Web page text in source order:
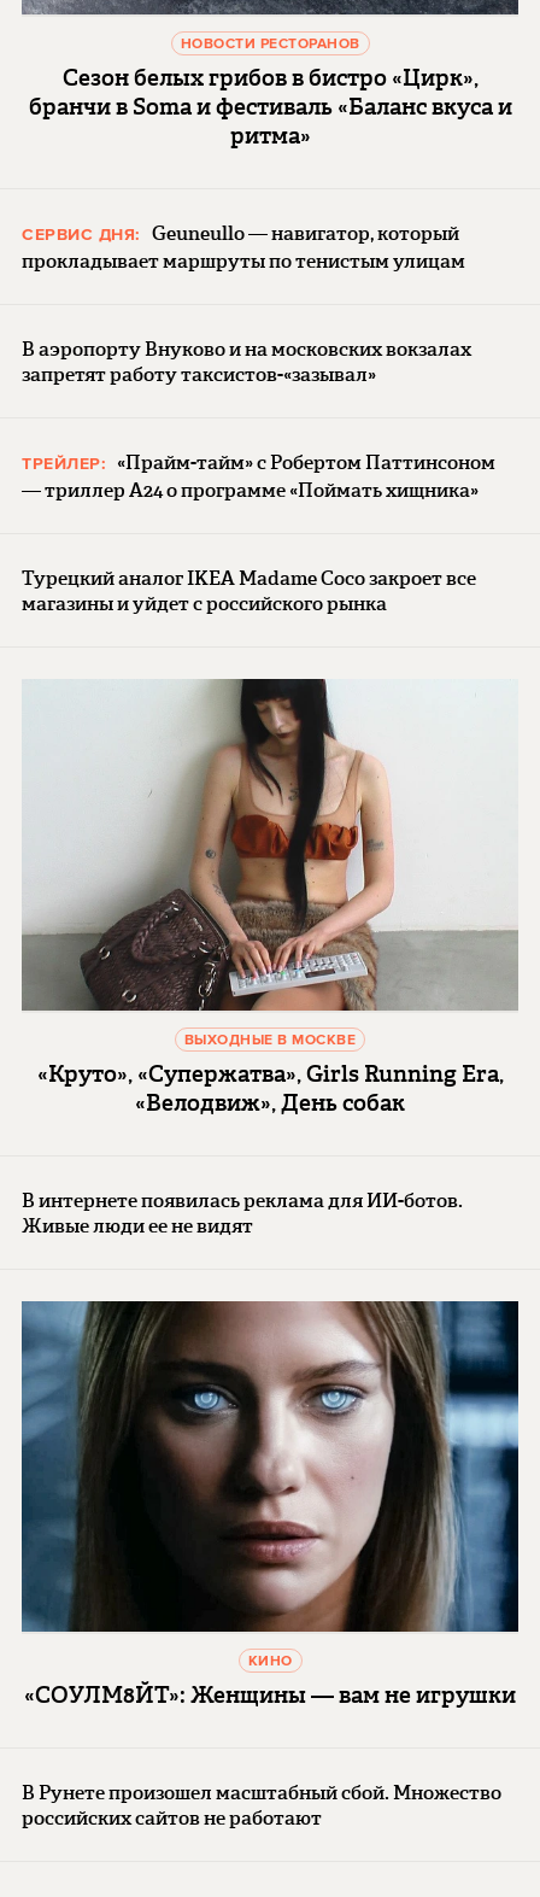
НОВОСТИ РЕСТОРАНОВ
Сезон белых грибов в бистро «Цирк»,
бранчи в Soma и фестиваль «Баланс вкуса и
ритма»
СЕРВИС ДНЯ:
Geuneullo — навигатор, который
прокладывает маршруты по тенистым улицам
В аэропорту Внуково и на московских вокзалах
запретят работу таксистов-«зазывал»
ТРЕЙЛЕР:
«Прайм-тайм» с Робертом Паттинсоном
— триллер A24 о программе «Поймать хищника»
Турецкий аналог IKEA Madame Coco закроет все
магазины и уйдет с российского рынка
ВЫХОДНЫЕ В МОСКВЕ
«Круто», «Супержатва», Girls Running Era,
«Велодвиж», День собак
В интернете появилась реклама для ИИ-ботов.
Живые люди ее не видят
КИНО
«СОУЛМ8ЙТ»: Женщины — вам не игрушки
В Рунете произошел масштабный сбой. Множество
российских сайтов не работают